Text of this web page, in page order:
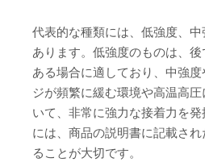
代表的な種類には、低強度、
あります。低強度のものは、
ある場合に適しており、中強
ジが頻繁に緩む環境や高温高
いて、非常に強力な接着力を
には、商品の説明書に記載さ
ることが大切です。